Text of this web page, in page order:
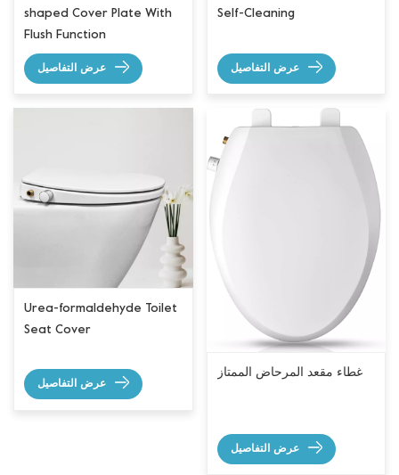
shaped Cover Plate With
Flush Function
عرض التفاصيل
Self-Cleaning
عرض التفاصيل
Urea-formaldehyde Toilet
Seat Cover
عرض التفاصيل
غطاء مقعد المرحاض الممتاز
عرض التفاصيل